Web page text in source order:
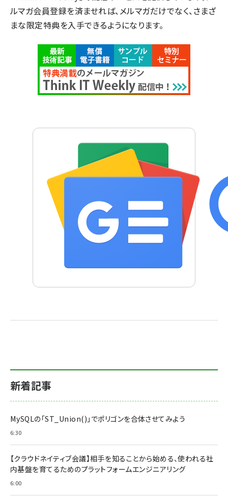
ルマガ会員登録を済ませれば、メルマガだけでなく、さまざ
まな限定特典を入手できるようになります。
新着記事
MySQLの「ST_Union()」でポリゴンを合体させてみよう
6:30
【クラウドネイティブ会議】相手を知ることから始める、使われる社
内基盤を育てるためのプラットフォームエンジニアリング
6:00